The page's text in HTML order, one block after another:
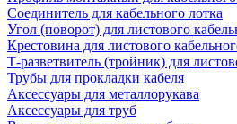
Соединитель для кабельного лотка
Угол (поворот) для листового
Крестовина для листового
Т-разветвитель (тройник) для
Трубы для прокладки кабеля
Аксессуары для металлорукава
Аксессуары для труб